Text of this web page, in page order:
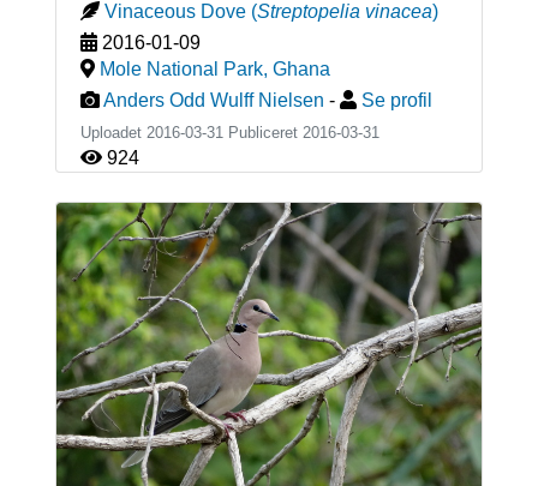
Vinaceous Dove (Streptopelia vinacea)
2016-01-09
Mole National Park, Ghana
Anders Odd Wulff Nielsen - Se profil
Uploadet 2016-03-31 Publiceret 2016-03-31
924